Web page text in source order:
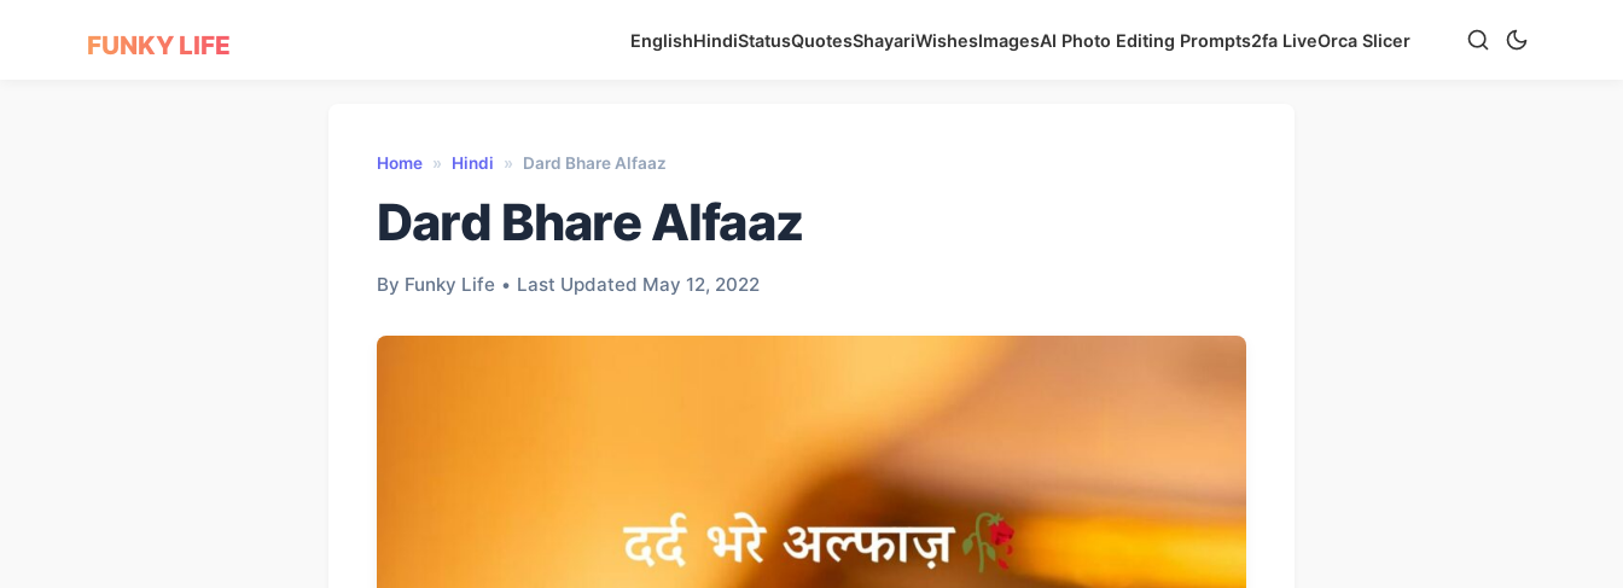
FUNKY LIFE EnglishHindiStatusQuotesShayariWishesImagesAI Photo Editing Prompts2fa LiveOrca Slicer
Home » Hindi » Dard Bhare Alfaaz
Dard Bhare Alfaaz
By Funky Life • Last Updated May 12, 2022